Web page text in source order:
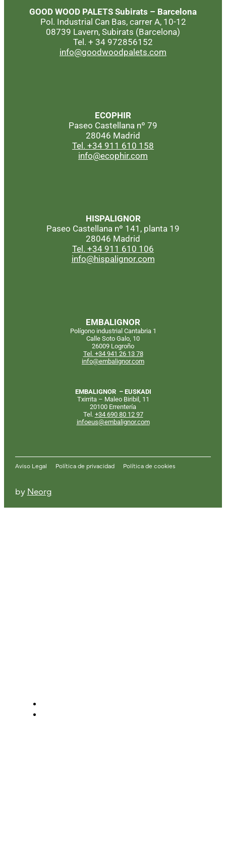
GOOD WOOD PALETS Subirats – Barcelona
Pol. Industrial Can Bas, carrer A, 10-12
08739 Lavern, Subirats (Barcelona)
Tel. + 34 972856152
info@goodwoodpalets.com
ECOPHIR
Paseo Castellana nº 79
28046 Madrid
Tel. +34 911 610 158
info@ecophir.com
HISPALIGNOR
Paseo Castellana nº 141, planta 19
28046 Madrid
Tel. +34 911 610 106
info@hispalignor.com
EMBALIGNOR
Polígono industrial Cantabria 1
Calle Soto Galo, 10
26009 Logroño
Tel. +34 941 26 13 78
info@embalignor.com
EMBALIGNOR – EUSKADI
Txirrita – Maleo Biribil, 11
20100 Errentería
Tel. +34 690 80 12 97
infoeus@embalignor.com
Aviso Legal Política de privacidad Política de cookies
by Neorg